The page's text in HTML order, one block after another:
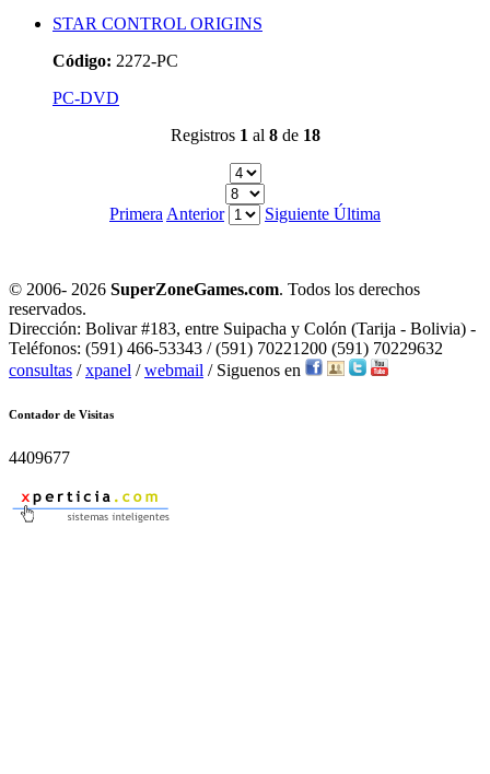
STAR CONTROL ORIGINS
Código: 2272-PC
PC-DVD
Registros 1 al 8de 18
Primera Anterior Siguiente Última
© 2006- 2026 SuperZoneGames.com. Todos los derechos
reservados.
Dirección: Bolivar #183, entre Suipacha y Colón (Tarija - Bolivia) -
Teléfonos: (591) 466-53343 / (591) 70221200 (591) 70229632
consultas /xpanel /webmail / Siguenos en
Contador de Visitas
4409677